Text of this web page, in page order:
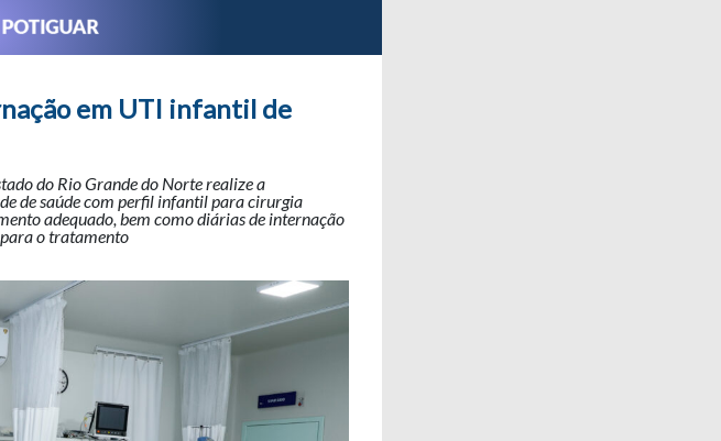
em UTI infantil de
do Rio Grande do Norte realize a
de saúde com perfil infantil para cirurgia
adequado, bem como diárias de internação
o tratamento